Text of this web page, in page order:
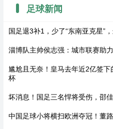
足球新闻
国足退3补1，少了“东南亚克星”
淄博队主帅侯志强：城市联赛助
尴尬且无奈！皇马去年近2亿签
杯
坏消息！国足三名悍将受伤，邵
中国足球小将横扫欧洲夺冠！董